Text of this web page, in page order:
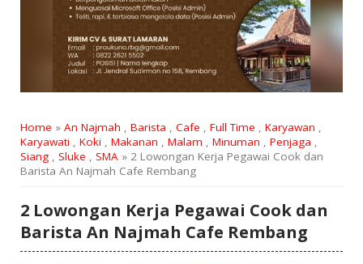
Home » An Najmah , Barista , Cafe , Full Time , Karyawan ,
Karyawati , Koki , Makanan , Malam , Minuman , Penjaga ,
Siang, Sluke , SMA» 2 Lowongan Kerja Pegawai Cook dan
Barista An Najmah Cafe Rembang
2 Lowongan Kerja Pegawai Cook dan
Barista An Najmah Cafe Rembang